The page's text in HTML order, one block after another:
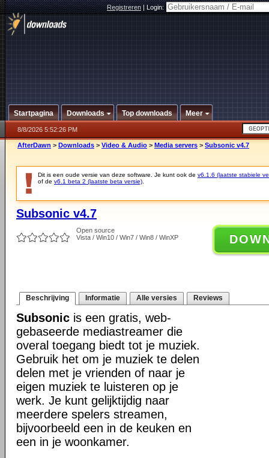
Registreren|Login:
Startpagina Downloads Top downloads Meer
8/8/2026 5:52:26 PM
AfterDawn > Downloads > Video & Audio > Media servers > Subsonic v4.7
Dit is een oude versie van deze software. Je kunt ook de v6.1.6 (laatste stabiele
of de v6.1 beta 2 (laatste beta versie)
Subsonic v4.7
Open source
Vista / Win10 / Win7 / Win8 / WinXP
Beschrijving Informatie Alle versies Reviews
Subsonic is een gratis, web-
gebaseerde mediastreamer die
overal toegang biedt tot je muziek.
Gebruik het om je muziek te delen
delen met je vrienden of naar je
eigen muziek te luisteren op je
werk. Je kunt gelijktijdig naar
meerdere spelers streamen,
bijvoorbeeld een in de keuken en
een in je woonkamer.